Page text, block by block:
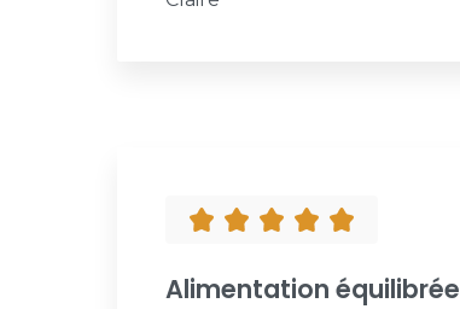
Alimentation équilibrée